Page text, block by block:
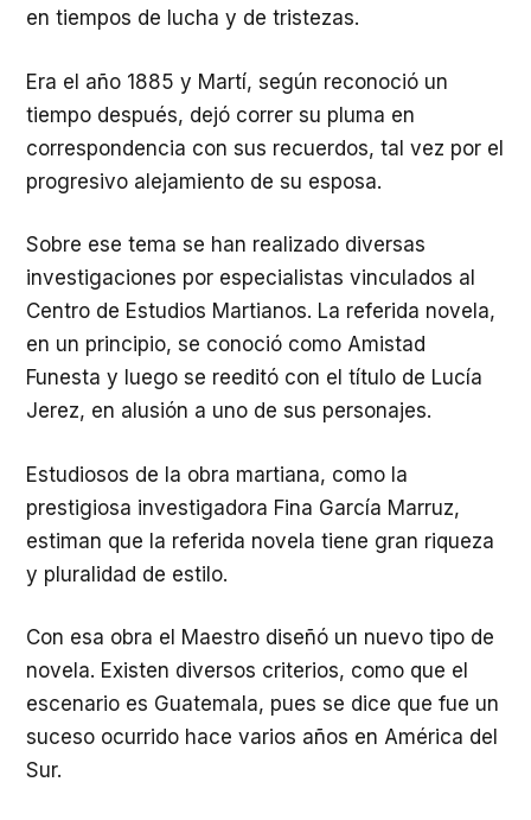
en tiempos de lucha y de tristezas.
Era el año 1885 y Martí, según reconoció un
tiempo después, dejó correr su pluma en
correspondencia con sus recuerdos, tal vez por el
progresivo alejamiento de su esposa.
Sobre ese tema se han realizado diversas
investigaciones por especialistas vinculados al
Centro de Estudios Martianos. La referida novela,
en un principio, se conoció como Amistad
Funesta y luego se reeditó con el título de Lucía
Jerez, en alusión a uno de sus personajes.
Estudiosos de la obra martiana, como la
prestigiosa investigadora Fina García Marruz,
estiman que la referida novela tiene gran riqueza
y pluralidad de estilo.
Con esa obra el Maestro diseñó un nuevo tipo de
novela. Existen diversos criterios, como que el
escenario es Guatemala, pues se dice que fue un
suceso ocurrido hace varios años en América del
Sur.